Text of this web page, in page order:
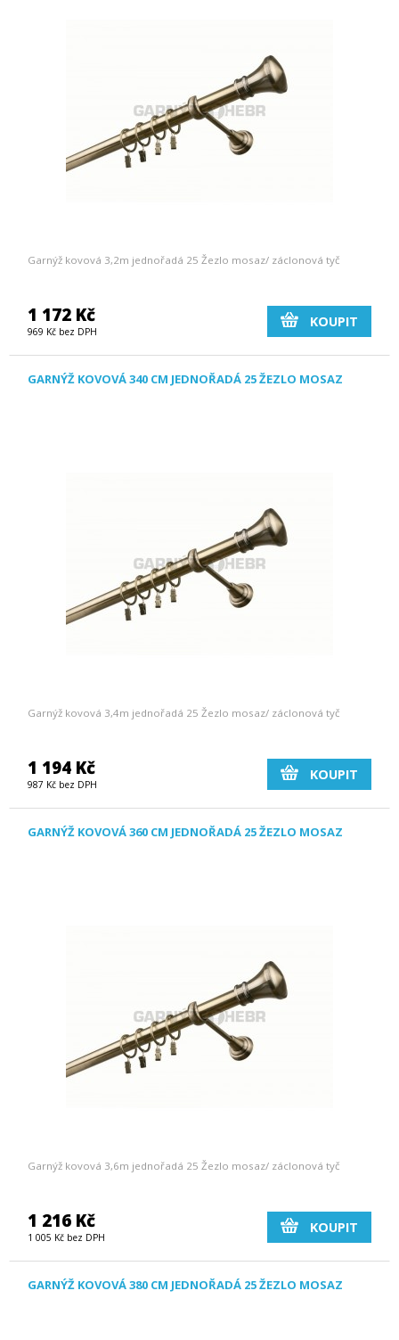
Garnýž kovová 3,2m jednořadá 25 Žezlo mosaz/ záclonová tyč
1 172 Kč
969 Kč bez DPH
KOUPIT
GARNÝŽ KOVOVÁ 340 CM JEDNOŘADÁ 25 ŽEZLO MOSAZ
Garnýž kovová 3,4m jednořadá 25 Žezlo mosaz/ záclonová tyč
1 194 Kč
987 Kč bez DPH
KOUPIT
GARNÝŽ KOVOVÁ 360 CM JEDNOŘADÁ 25 ŽEZLO MOSAZ
Garnýž kovová 3,6m jednořadá 25 Žezlo mosaz/ záclonová tyč
1 216 Kč
1 005 Kč bez DPH
KOUPIT
GARNÝŽ KOVOVÁ 380 CM JEDNOŘADÁ 25 ŽEZLO MOSAZ